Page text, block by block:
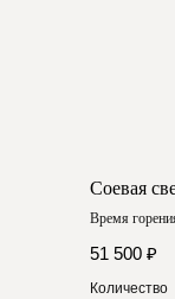
Соевая
Время
51 500 ₽
Количество